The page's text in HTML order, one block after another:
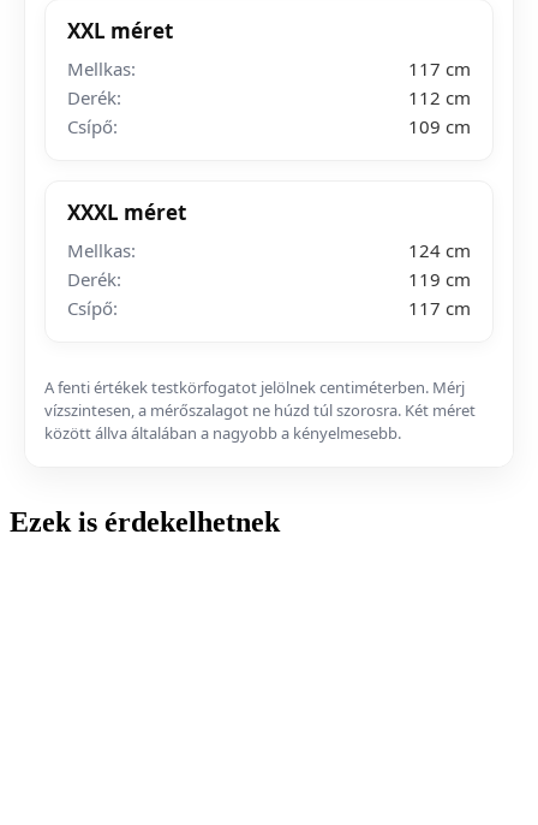
XXL méret
Mellkas:
117 cm
Derék:
112 cm
Csípő:
109 cm
XXXL méret
Mellkas:
124 cm
Derék:
119 cm
Csípő:
117 cm
A fenti értékek testkörfogatot jelölnek centiméterben. Mérj
vízszintesen, a mérőszalagot ne húzd túl szorosra. Két méret
között állva általában a nagyobb a kényelmesebb.
Ezek is érdekelhetnek